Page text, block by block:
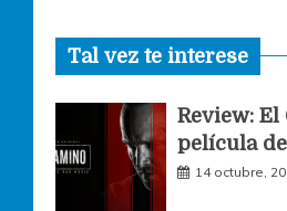
c
e
b
s
t
a
i
t
t
Tal vez te interese
Review: El
película
14 octubre,